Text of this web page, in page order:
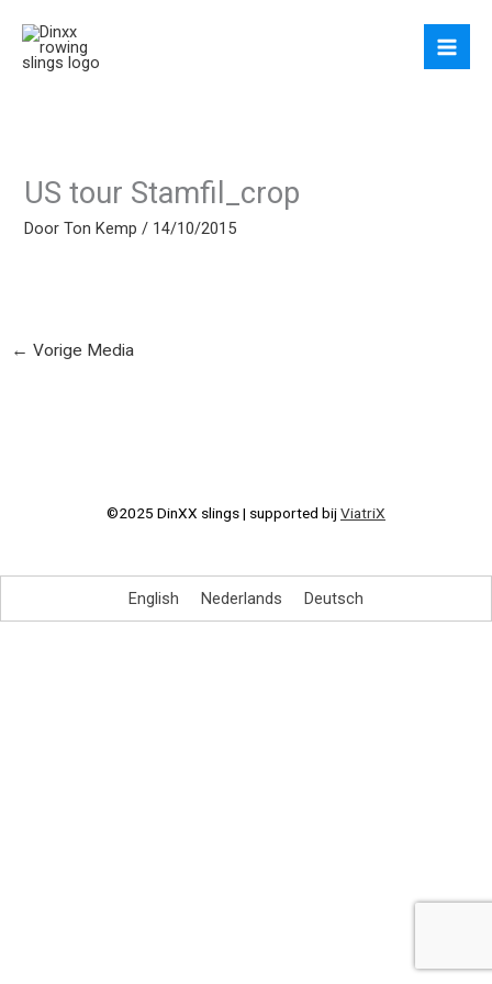
naar
US tour Stamfil_crop
DoorTon Kemp/ 14/10/2015
← Vorige Media
©2025 DinXX slings | supported bijViatriX
English Nederlands Deutsch